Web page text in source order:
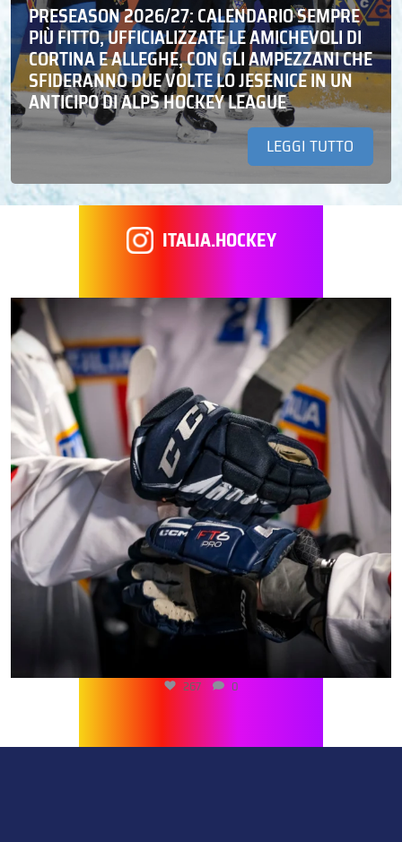
PRESEASON 2026/27: CALENDARIO SEMPRE
PIÙ FITTO, UFFICIALIZZATE LE AMICHEVOLI DI
CORTINA E ALLEGHE, CON GLI AMPEZZANI CHE
SFIDERANNO DUE VOLTE LO JESENICE IN UN
ANTICIPO DI ALPS HOCKEY LEAGUE
LEGGI TUTTO
ITALIA.HOCKEY
267 0